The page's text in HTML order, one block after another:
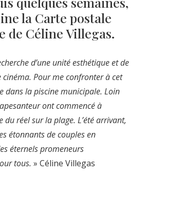
la Carte postale
de Céline Villegas.
d’une unité esthétique et de
cinéma. Pour me confronter à cet
dans la piscine municipale. Loin
ont commencé à
réel sur la plage. L’été arrivant,
étonnants de couples en
éternels promeneurs
tous. » Céline Villegas